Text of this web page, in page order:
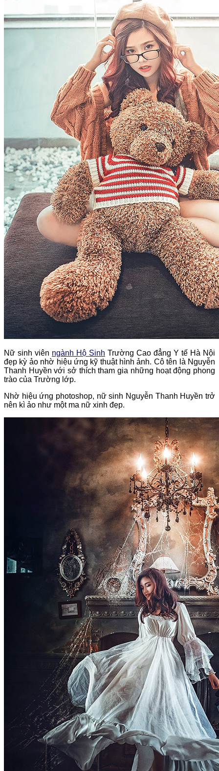
Nữ sinh viên ngành Hộ Sinh Trường Cao đẳng Y tế Hà Nội
đẹp kỳ ảo nhờ hiệu ứng kỹ thuật hình ảnh. Cô tên là Nguyễn
Thanh Huyền với sở thích tham gia những hoạt động phong
trào của Trường lớp.
Nhờ hiệu ứng photoshop, nữ sinh Nguyễn Thanh Huyền trở
nên kì ảo như một ma nữ xinh đẹp.